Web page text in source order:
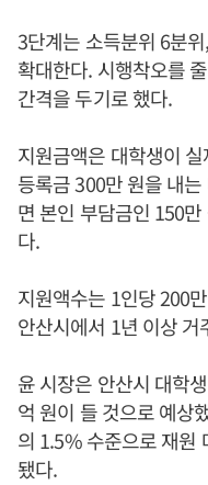
3단계는 소득분위 6분
확대한다. 시행착오를
간격을 두기로 했다.
지원금액은 대학생이
등록금 300만 원을 내
면 본인 부담금인 150
다.
지원액수는 1인당 200
안산시에서 1년 이상
윤 시장은 안산시 대학
억 원이 들 것으로 예상
의 1.5% 수준으로 재원
됐다.